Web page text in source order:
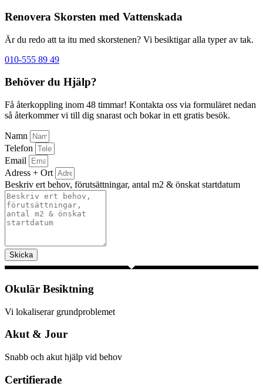
Renovera Skorsten med Vattenskada
Är du redo att ta itu med skorstenen? Vi besiktigar alla typer av tak.
010-555 89 49
Behöver du Hjälp?
Få återkoppling inom 48 timmar! Kontakta oss via formuläret nedan
så återkommer vi till dig snarast och bokar in ett gratis besök.
Namn
Telefon
Email
Adress + Ort
Beskriv ert behov, förutsättningar, antal m2 & önskat startdatum
Skicka
Okulär Besiktning
Vi lokaliserar grundproblemet
Akut & Jour
Snabb och akut hjälp vid behov
Certifierade